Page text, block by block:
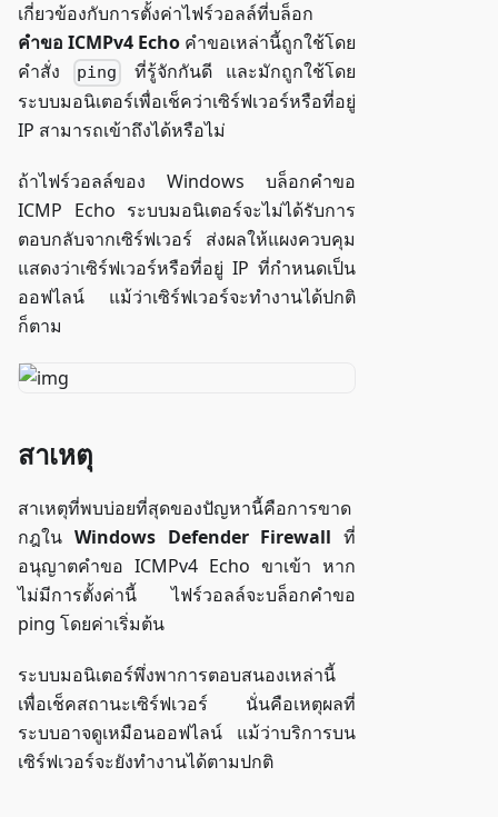
เกี่ยวข้องกับการตั้งค่าไฟร์วอลล์ที่บล็อก
คำขอ ICMPv4 Echo คำขอเหล่านี้ถูกใช้โดย
คำสั่ง
ping
ที่รู้จักกันดี และมักถูกใช้โดย
ระบบมอนิเตอร์เพื่อเช็คว่าเซิร์ฟเวอร์หรือที่อยู่
IP สามารถเข้าถึงได้หรือไม่
ถ้าไฟร์วอลล์ของ Windows บล็อกคำขอ
ICMP Echo ระบบมอนิเตอร์จะไม่ได้รับการ
ตอบกลับจากเซิร์ฟเวอร์ ส่งผลให้แผงควบคุม
แสดงว่าเซิร์ฟเวอร์หรือที่อยู่ IP ที่กำหนดเป็น
ออฟไลน์ แม้ว่าเซิร์ฟเวอร์จะทำงานได้ปกติ
ก็ตาม
สาเหตุ
สาเหตุที่พบบ่อยที่สุดของปัญหานี้คือการขาด
กฎใน Windows Defender Firewall ที่
อนุญาตคำขอ ICMPv4 Echo ขาเข้า หาก
ไม่มีการตั้งค่านี้ ไฟร์วอลล์จะบล็อกคำขอ
ping โดยค่าเริ่มต้น
ระบบมอนิเตอร์พึ่งพาการตอบสนองเหล่านี้
เพื่อเช็คสถานะเซิร์ฟเวอร์ นั่นคือเหตุผลที่
ระบบอาจดูเหมือนออฟไลน์ แม้ว่าบริการบน
เซิร์ฟเวอร์จะยังทำงานได้ตามปกติ